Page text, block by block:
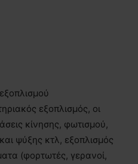
εξοπλισμός, οι
κίνησης, φωτισμού,
ψύξης κτλ, εξοπλισμός
(φορτωτές, γερανοί,